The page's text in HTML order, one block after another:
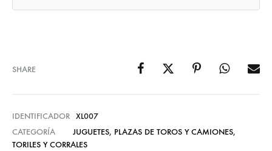
SHARE
IDENTIFICADOR XL007
CATEGORÍA
JUGUETES, PLAZAS DE TOROS Y CAMIONES,
TORILES Y CORRALES